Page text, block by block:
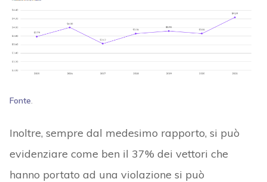
Fonte.
Inoltre, sempre dal medesimo rapporto, si può
evidenziare come ben il 37% dei vettori che
hanno portato ad una violazione si può